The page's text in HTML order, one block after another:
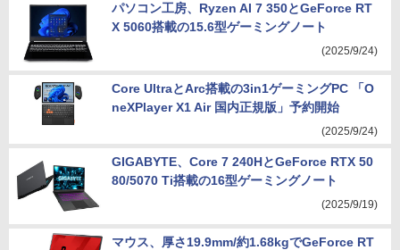
パソコン工房、Ryzen AI 7 350とGeForce RT
X 5060搭載の15.6型ゲーミングノート
(2025/9/24)
Core UltraとArc搭載の3in1ゲーミングPC 「O
neXPlayer X1 Air 国内正規版」予約開始
(2025/9/24)
GIGABYTE、Core 7 240HとGeForce RTX 50
80/5070 Ti搭載の16型ゲーミングノート
(2025/9/19)
マウス、厚さ19.9mm/約1.68kgでGeForce RT